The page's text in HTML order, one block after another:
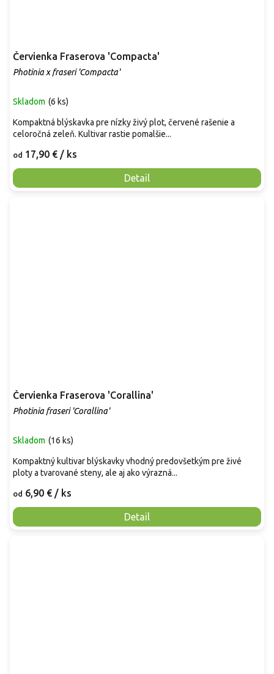
Červienka Fraserova 'Compacta'
Photinia x fraseri 'Compacta'
Skladom (6 ks)
od 17,90 € / ks
Detail
Kompaktná blýskavka pre nízky živý plot, červené rašenie a
celoročná zeleň. Kultivar rastie pomalšie...
Červienka Fraserova 'Corallina'
Photinia fraseri 'Corallina'
Skladom (16 ks)
od 6,90 € / ks
Detail
Kompaktný kultivar blýskavky vhodný predovšetkým pre živé
ploty a tvarované steny, ale aj ako výrazná...